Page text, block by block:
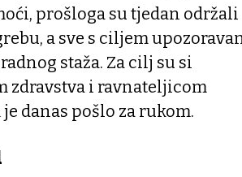
prošloga su tjedan održali
a sve s ciljem
staža. Za cilj su si
zdravstva i ravnateljicom
danas pošlo za rukom.